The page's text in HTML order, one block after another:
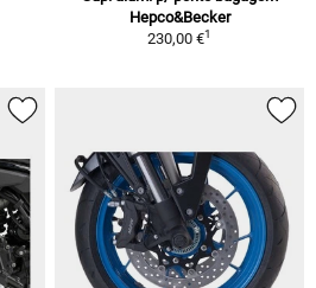
Hepco&Becker
230,00 €1